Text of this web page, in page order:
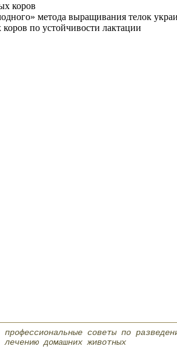
коров
метода выращивания телок
по устойчивости лактации
профессиональные советы по
лечению домашних животных